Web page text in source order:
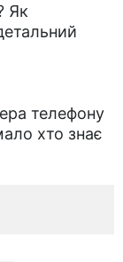
Як
телефону
хто знає